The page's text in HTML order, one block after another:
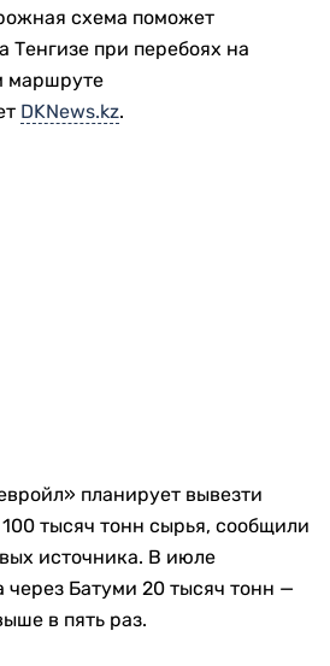
схема поможет
Тенгизе при перебоях на
маршруте
DKNews.kz.
планирует вывезти
тысяч тонн сырья, сообщили
источника. В июле
через Батуми 20 тысяч тонн —
в пять раз.